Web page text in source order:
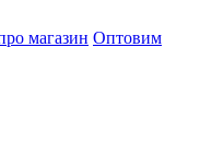
магазин Оптовим